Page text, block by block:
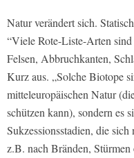
Natur verändert sich.
“Viele Rote-Liste-Arten
Felsen, Abbruchkanten,
Kurz aus. „Solche Biotope
mitteleuropäischen Natur
schützen kann), sondern es
Sukzessionsstadien, die
z.B. nach Bränden,